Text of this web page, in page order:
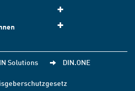
Solutions DIN.ONE